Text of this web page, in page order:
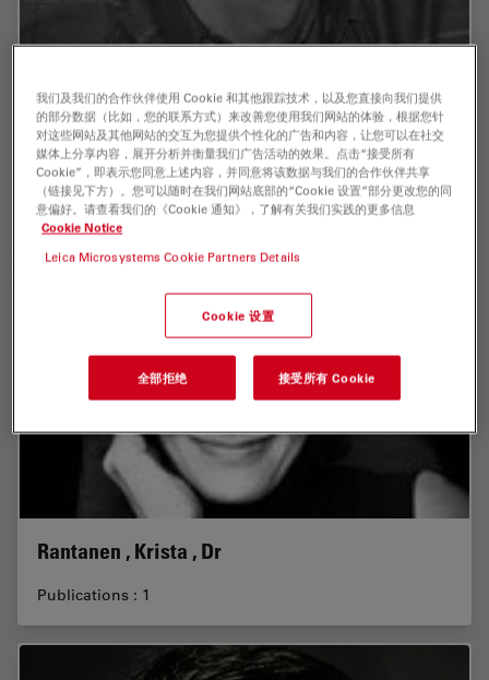
Ranner , Robert
Publications : 4
Rantanen , Krista , Dr
Publications : 1
我们及我们的合作伙伴使用 Cookie 和其他跟踪技术，以及您直接向我们提供
的部分数据（比如，您的联系方式）来改善您使用我们网站的体验，根据您针
对这些网站及其他网站的交互为您提供个性化的广告和内容，让您可以在社交
媒体上分享内容，展开分析并衡量我们广告活动的效果。点击“接受所有
Cookie”，即表示您同意上述内容，并同意将该数据与我们的合作伙伴共享
（链接见下方）。您可以随时在我们网站底部的“Cookie 设置”部分更改您的同
意偏好。请查看我们的《Cookie 通知》，了解有关我们实践的更多信息
Cookie Notice
Leica Microsystems Cookie Partners Details
Cookie 设置
全部拒绝 接受所有 Cookie